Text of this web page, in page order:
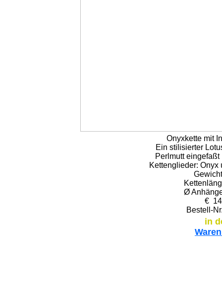
Onyxkette mit
Ein stilisierter
Perlmutt
Kettenglieder:
Ø
€
Bestell-
in